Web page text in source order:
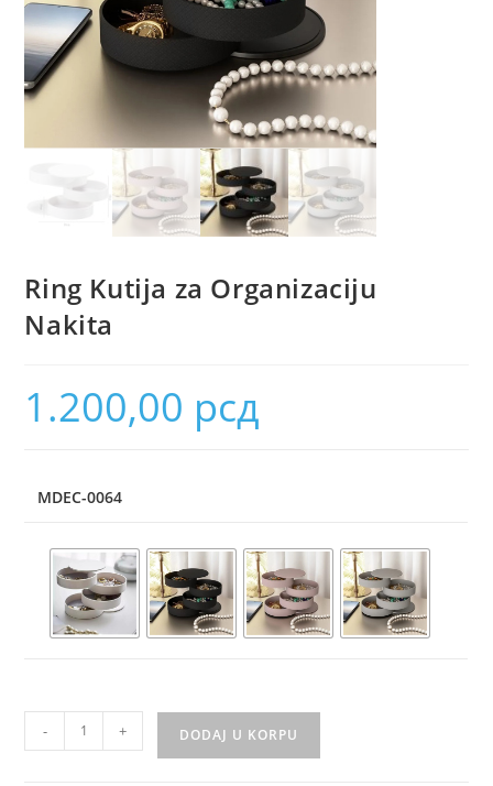
Ring Kutija za Organizaciju
Nakita
1.200,00 рсд
MDEC-0064
- + DODAJ U KORPU